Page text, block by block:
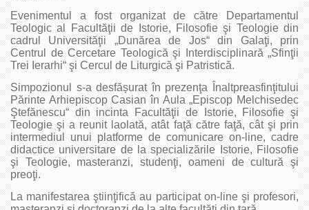
Evenimentul a fost organizat de către Departamentul
Teologic al Facultăţii de Istorie, Filosofie şi Teologie din
cadrul Universităţii „Dunărea de Jos“ din Galaţi, prin
Centrul de Cercetare Teologică şi Interdisciplinară „Sfinţii
Trei Ierarhi“ şi Cercul de Liturgică şi Patristică.
Simpozionul s-a desfășurat în prezenţa Înaltpreasfinţitului
Părinte Arhiepiscop Casian în Aula „Episcop Melchisedec
Ştefănescu“ din incinta Facultăţii de Istorie, Filosofie şi
Teologie şi a reunit laolată, atât faţă către faţă, cât şi prin
intermediul unui platforme de comunicare on-line, cadre
didactice universitare de la specializările Istorie, Filosofie
şi Teologie, masteranzi, studenţi, oameni de cultură şi
preoţi.
La manifestarea ştiinţifică au participat on-line şi profesori,